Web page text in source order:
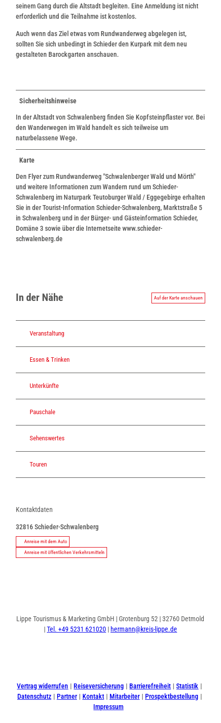
seinem Gang durch die Altstadt begleiten. Eine Anmeldung ist nicht
erforderlich und die Teilnahme ist kostenlos.
Auch wenn das Ziel etwas vom Rundwanderweg abgelegen ist,
sollten Sie sich unbedingt in Schieder den Kurpark mit dem neu
gestalteten Barockgarten anschauen.
Sicherheitshinweise
In der Altstadt von Schwalenberg finden Sie Kopfsteinpflaster vor. Bei
den Wanderwegen im Wald handelt es sich teilweise um
naturbelassene Wege.
Karte
Den Flyer zum Rundwanderweg "Schwalenberger Wald und Mörth"
und weitere Informationen zum Wandern rund um Schieder-
Schwalenberg im Naturpark Teutoburger Wald / Eggegebirge erhalten
Sie in der Tourist-Information Schieder-Schwalenberg, Marktstraße 5
in Schwalenberg und in der Bürger- und Gästeinformation Schieder,
Domäne 3 sowie über die Internetseite www.schieder-
schwalenberg.de
In der Nähe Auf der Karte anschauen
Veranstaltung
Essen & Trinken
Unterkünfte
Pauschale
Sehenswertes
Touren
Kontaktdaten
32816Schieder-Schwalenberg
Anreise mit dem Auto
Anreise mit öffentlichen Verkehrsmitteln
Lippe Tourismus & Marketing GmbH | Grotenburg 52 | 32760 Detmold
|Tel. +49 5231 621020| hermann@kreis-lippe.de
t
a
g
e
b
o
Vertrag widerrufen Reiseversicherung Barrierefreiheit
Statistik
Datenschutz
Partner Kontakt Mitarbeiter
Prospektbestellung
Impressum